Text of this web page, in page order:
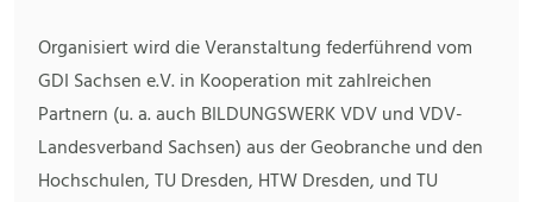
Organisiert wird die Veranstaltung federführend vom
GDI Sachsen e.V. in Kooperation mit zahlreichen
Partnern (u. a. auch BILDUNGSWERK VDV und VDV-
Landesverband Sachsen) aus der Geobranche und den
Hochschulen, TU Dresden, HTW Dresden, und TU